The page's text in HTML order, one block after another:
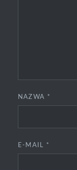
NAZWA *
E-MAIL *